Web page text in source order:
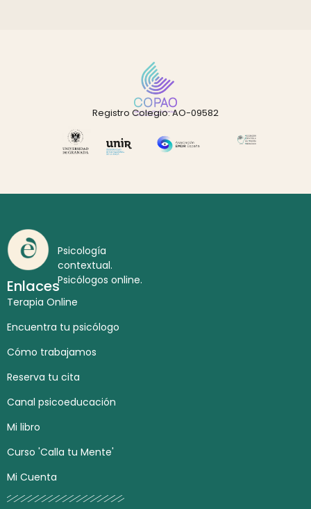
Registro Colegio: AO-09582
Psicología
contextual.
Psicólogos online.
Enlaces
Terapia Online
Encuentra tu psicólogo
Cómo trabajamos
Reserva tu cita
Canal psicoeducación
Mi libro
Curso 'Calla tu Mente'
Mi Cuenta